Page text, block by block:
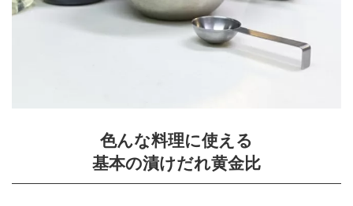
色んな料理に使える
基本の漬けだれ黄金比